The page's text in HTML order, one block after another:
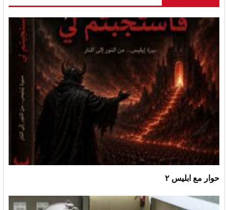
حوار مع ابليس ٢